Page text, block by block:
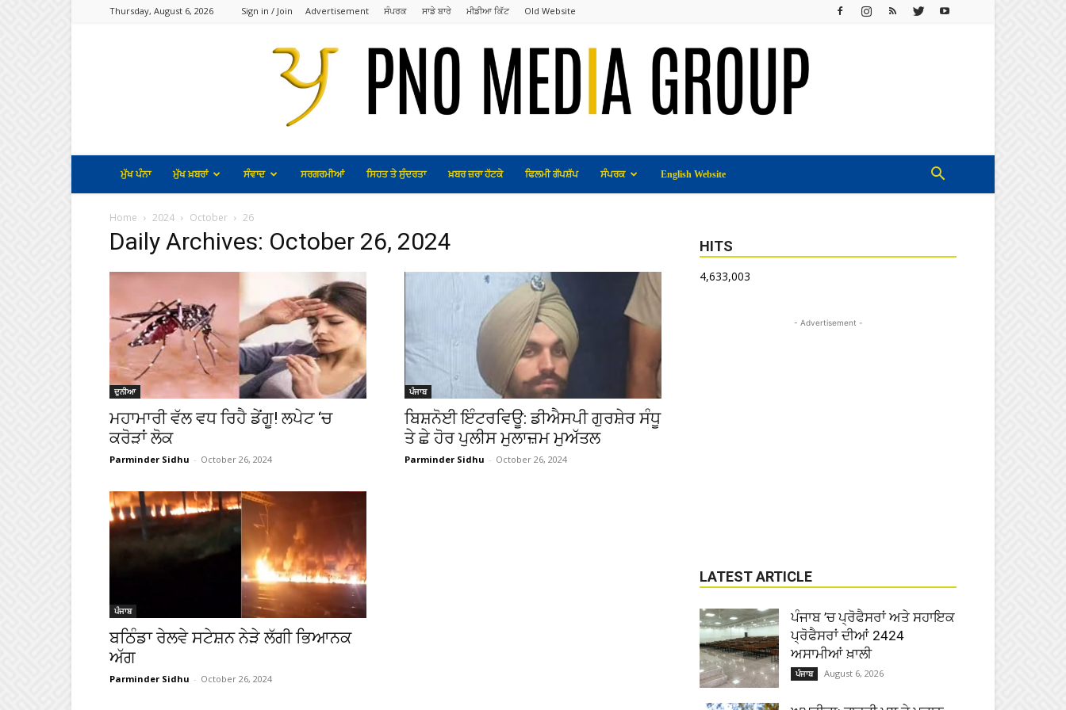
Thursday, August 6, 2026 Sign in / Join Advertisement ਸੰਪਰਕ ਸਾਡੇ ਬਾਰੇ ਮੀਡੀਆ ਕਿੱਟ Old Website
ਮੁੱਖ ਪੰਨਾ ਮੁੱਖ ਖ਼ਬਰਾਂ ਸੰਵਾਦ ਸਰਗਰਮੀਆਂ ਸਿਹਤ ਤੇ ਸੁੰਦਰਤਾ ਖ਼ਬਰ ਜ਼ਰਾ ਹੱਟਕੇ ਫਿਲਮੀ ਗੱਪਸ਼ੱਪ ਸੰਪਰਕ English Website
Home 2024 October 26
Daily Archives: October 26, 2024
ਦੁਨੀਆ
ਮਹਾਮਾਰੀ ਵੱਲ ਵਧ ਰਿਹੈ ਡੇਂਗੂ! ਲਪੇਟ ‘ਚ
ਕਰੋੜਾਂ ਲੋਕ
Parminder Sidhu - October 26, 2024
ਪੰਜਾਬ
ਬਿਸ਼ਨੋਈ ਇੰਟਰਵਿਊ: ਡੀਐਸਪੀ ਗੁਰਸ਼ੇਰ ਸੰਧੂ
ਤੇ ਛੇ ਹੋਰ ਪੁਲੀਸ ਮੁਲਾਜ਼ਮ ਮੁਅੱਤਲ
Parminder Sidhu - October 26, 2024
ਪੰਜਾਬ
ਬਠਿੰਡਾ ਰੇਲਵੇ ਸਟੇਸ਼ਨ ਨੇੜੇ ਲੱਗੀ ਭਿਆਨਕ
ਅੱਗ
Parminder Sidhu - October 26, 2024
HITS
4,633,003
- Advertisement -
LATEST ARTICLE
ਪੰਜਾਬ ’ਚ ਪ੍ਰੋਫੈਸਰਾਂ ਅਤੇ ਸਹਾਇਕ
ਪ੍ਰੋਫੈਸਰਾਂ ਦੀਆਂ 2424
ਅਸਾਮੀਆਂ ਖ਼ਾਲੀ
ਪੰਜਾਬ August 6, 2026